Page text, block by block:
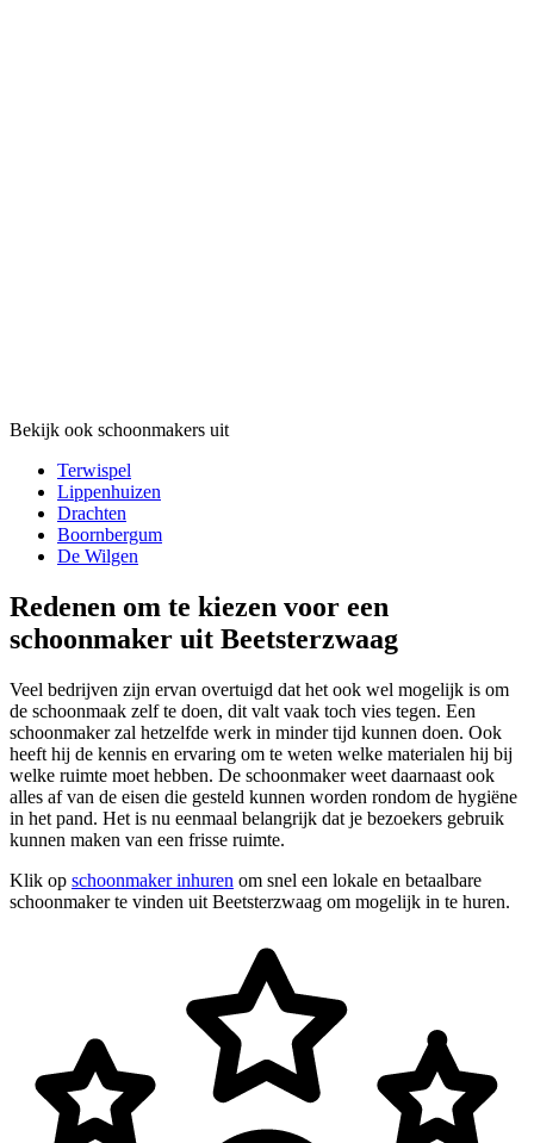
Bekijk ook schoonmakers uit
Terwispel
Lippenhuizen
Drachten
Boornbergum
De Wilgen
Redenen om te kiezen voor een
schoonmaker uit Beetsterzwaag
Veel bedrijven zijn ervan overtuigd dat het ook wel mogelijk is om
de schoonmaak zelf te doen, dit valt vaak toch vies tegen. Een
schoonmaker zal hetzelfde werk in minder tijd kunnen doen. Ook
heeft hij de kennis en ervaring om te weten welke materialen hij bij
welke ruimte moet hebben. De schoonmaker weet daarnaast ook
alles af van de eisen die gesteld kunnen worden rondom de hygiëne
in het pand. Het is nu eenmaal belangrijk dat je bezoekers gebruik
kunnen maken van een frisse ruimte.
Klik op schoonmaker inhuren om snel een lokale en betaalbare
schoonmaker te vinden uit Beetsterzwaag om mogelijk in te huren.